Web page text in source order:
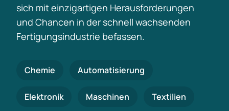
sich mit einzigartigen Herausforderungen
und Chancen in der schnell wachsenden
Fertigungsindustrie befassen.
Chemie Automatisierung
Elektronik Maschinen Textilien